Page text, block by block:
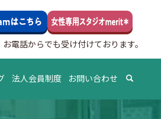
電話からでも受け付けております。
法人会員制度 お問い合わせ